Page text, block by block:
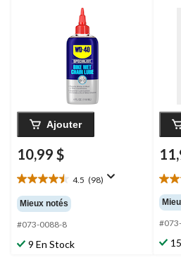
Ajouter
10,99 $
4.5 (98)
4.5
étoile(s)
sur
5.
98
évaluations
Mieux notés
#073-0088-8
9 En Stock
4.4
sur
5.
10